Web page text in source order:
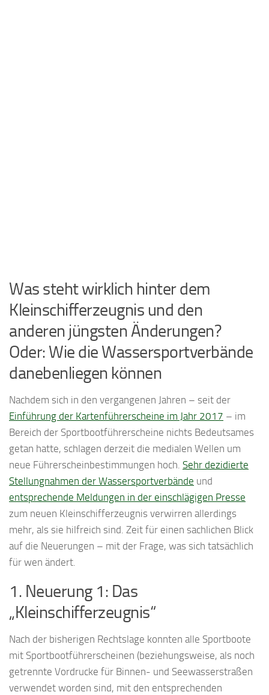
Was steht wirklich hinter dem
Kleinschifferzeugnis und den
anderen jüngsten Änderungen?
Oder: Wie die Wassersportverbände
danebenliegen können
Nachdem sich in den vergangenen Jahren – seit der
Einführung der Kartenführerscheine im Jahr 2017 – im
Bereich der Sportbootführerscheine nichts Bedeutsames
getan hatte, schlagen derzeit die medialen Wellen um
neue Führerscheinbestimmungen hoch. Sehr dezidierte
Stellungnahmen der Wassersportverbände und
entsprechende Meldungen in der einschlägigen Presse
zum neuen Kleinschifferzeugnis verwirren allerdings
mehr, als sie hilfreich sind. Zeit für einen sachlichen Blick
auf die Neuerungen – mit der Frage, was sich tatsächlich
für wen ändert.
1. Neuerung 1: Das
„Kleinschifferzeugnis“
Nach der bisherigen Rechtslage konnten alle Sportboote
mit Sportbootführerscheinen (beziehungsweise, als noch
getrennte Vordrucke für Binnen- und Seewasserstraßen
verwendet worden sind, mit den entsprechenden